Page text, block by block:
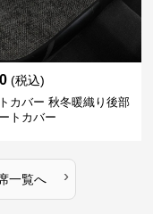
(税込)
カバー 秋冬暖織り後部
トカバー
一覧へ ›